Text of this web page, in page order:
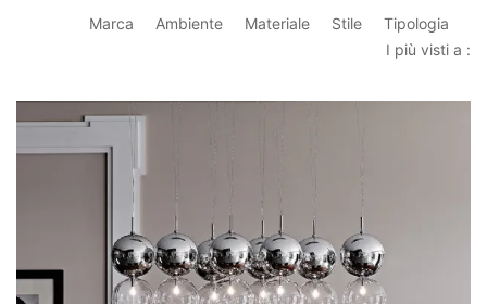
Marca Ambiente Materiale Stile
Tipologia
I più visti a :